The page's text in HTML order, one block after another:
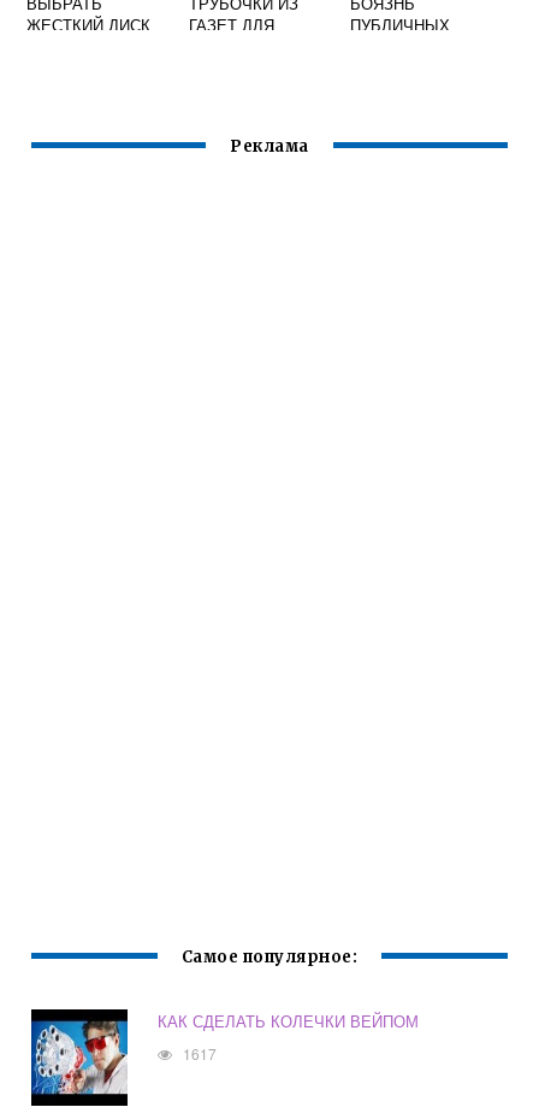
ЖЕСТКИЙ ДИСК
ГАЗЕТ ДЛЯ
ПУБЛИЧНЫХ
Реклама
Самое популярное:
КАК СДЕЛАТЬ КОЛЕЧКИ ВЕЙПОМ
1617